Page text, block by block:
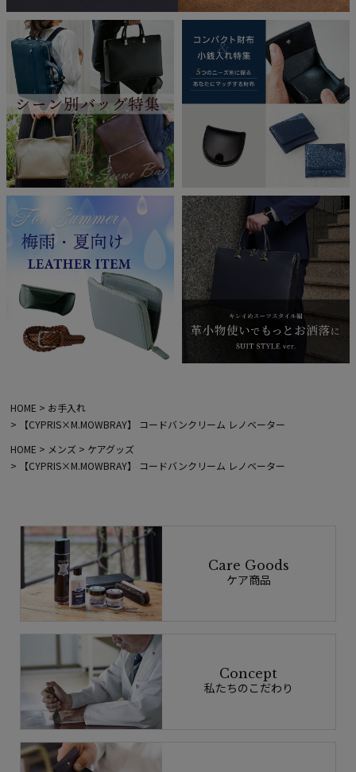
HOME
お手入れ
【CYPRIS×M.MOWBRAY】 コードバンクリーム レノベーター
HOME
メンズ
ケアグッズ
【CYPRIS×M.MOWBRAY】 コードバンクリーム レノベーター
Care Goods
ケア商品
Concept
私たちのこだわり